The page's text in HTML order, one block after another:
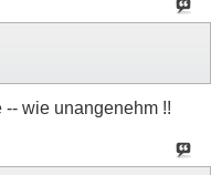
wie unangenehm !!